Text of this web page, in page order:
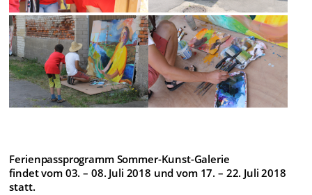
Ferienpassprogramm Sommer-Kunst-Galerie
findet vom 03. – 08. Juli 2018 und vom 17. – 22. Juli 2018
statt.